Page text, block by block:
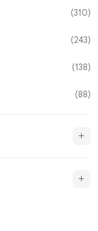
(310)
(243)
(138)
(88)